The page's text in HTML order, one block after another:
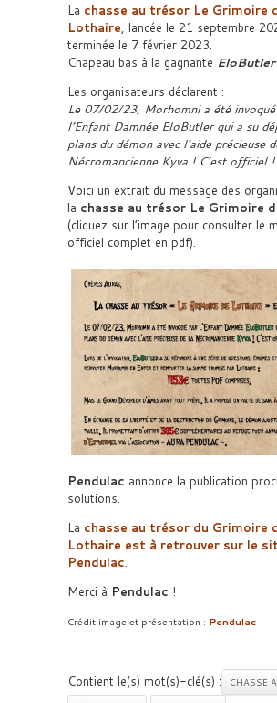
La chasse au trésor Le Grimoire
Lothaire, lancée le 21 septembre
terminée le 7 février 2023.
Chapeau bas à la gagnante EloButler
Les organisateurs déclarent :
Le 07/02/23, Morhomni a été
l’Enfant Damnée EloButler qui a su
plans du démon avec l’aide précieuse
Nécromancienne Kyva ! C’est officiel !
Voici un extrait du message des
la chasse au trésor Le Grimoire
(cliquez sur l’image pour consulter le
officiel complet en pdf).
Pendulac annonce la publication
solutions.
La chasse au trésor du Grimoire
Lothaire est à retrouver sur le
Pendulac.
Merci à Pendulac !
Crédit image et présentation : Pendulac
Contient le(s) mot(s)-clé(s) :
CHASSE